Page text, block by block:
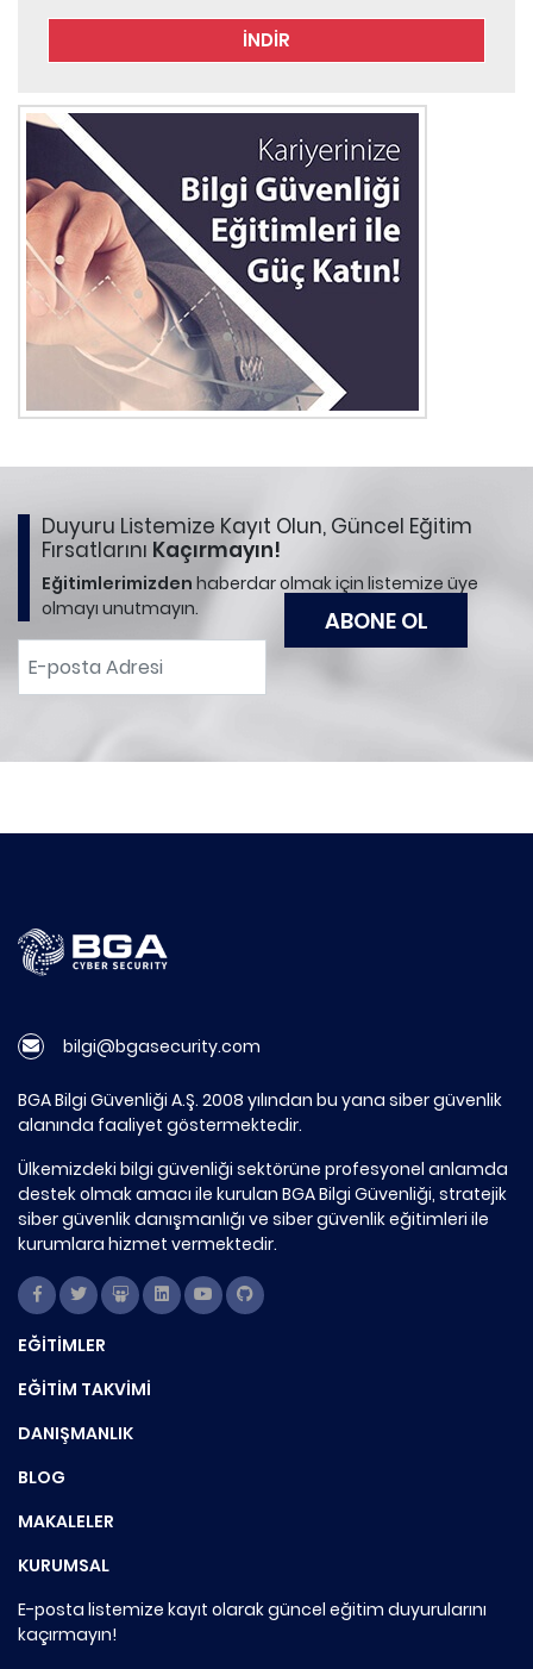
Duyuru Listemize Kayıt Olun, Güncel Eğitim
Fırsatlarını Kaçırmayın!
Eğitimlerimizden haberdar olmak için listemize üye
olmayı unutmayın.
bilgi@bgasecurity.com
BGA Bilgi Güvenliği A.Ş. 2008 yılından bu yana siber güvenlik
alanında faaliyet göstermektedir.
Ülkemizdeki bilgi güvenliği sektörüne profesyonel anlamda
destek olmak amacı ile kurulan BGA Bilgi Güvenliği, stratejik
siber güvenlik danışmanlığı ve siber güvenlik eğitimleri ile
kurumlara hizmet vermektedir.
EĞİTİMLER
EĞİTİM TAKVİMİ
DANIŞMANLIK
BLOG
MAKALELER
KURUMSAL
E-posta listemize kayıt olarak güncel eğitim duyurularını
kaçırmayın!